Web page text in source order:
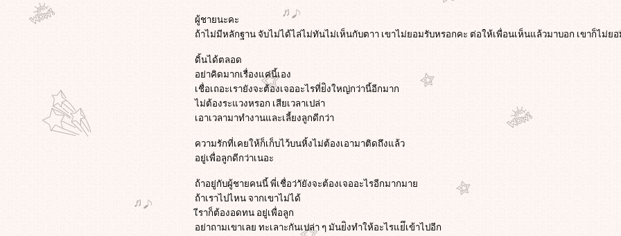
ผู้ชายนะคะ
ถ้าไม่มีหลักฐาน จับไม่ได้ไล่ไม่ทันไม่เห็นกับตาา เขาไม่ยอมรับหรอกคะ ต่อให้เพื่อนเห็นแล้วมาบอก เขาก็ไม่ย
ดิ้นได้ตลอด
อย่าคิดมากเรื่องแค่นี้เอง
เชื่อเถอะเรายังจะต้องเจออะไรที่ย่ิงใหญ่กว่านี้อีกมาก
ไม่ต้องระแวงหรอก เสียเวลาเปล่า
เอาเวลามาทำงานและเลี้ยงลูกดีกว่า
ความรักที่เคยให้ก็เก็บไว้บนหิ้งไม่ต้องเอามาติดถึงแล้ว
อยู่เพื่อลูกดีกว่าเนอะ
ถ้าอยู่กับผู้ชายคนนี้ พี่เชื่อว่าัยังจะต้องเจออะไรอีกมากมา
ถ้าเราไปไหน จากเขาไม่ได้
เีราก็ต้องอดทน อยู่เพื่อลูก
อย่าถามเขาเลย ทะเลาะกันเปล่า ๆ มันย่ิงทำให้อะไรแย่ึเข้าไปอีก